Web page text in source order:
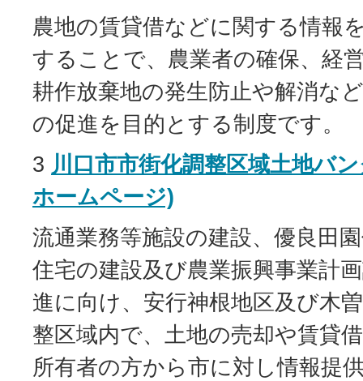
農地の賃貸借などに関する情報
することで、農業者の確保、経
耕作放棄地の発生防止や解消な
の促進を目的とする制度です。
3 川口市市街化調整区域土地バ
ホームページ)
流通業務等施設の建設、優良田
住宅の建設及び農業振興事業計
進に向け、安行神根地区及び木
整区域内で、土地の売却や賃貸
所有者の方から市に対し情報提